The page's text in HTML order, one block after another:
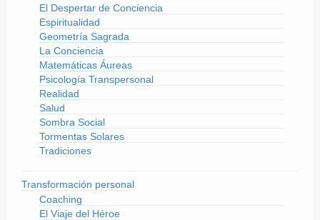
El Despertar de Conciencia
Espiritualidad
Geometría Sagrada
La Conciencia
Matemáticas Áureas
Psicología Transpersonal
Realidad
Salud
Sombra Social
Tormentas Solares
Tradiciones
Transformación personal
Coaching
El Viaje del Héroe